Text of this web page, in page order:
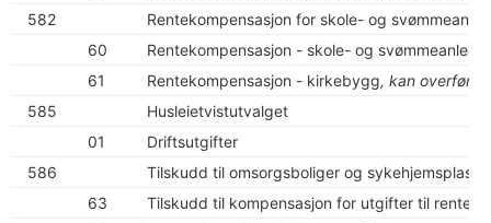
582
Rentekompensasjon for skole- og
60
Rentekompensasjon - skole- og svømmeanlegg
61
Rentekompensasjon - kirkebygg, kan overføres
585
Husleietvistutvalget
01
Driftsutgifter
586
Tilskudd til omsorgsboliger og
63
Tilskudd til kompensasjon for utgifter til renter